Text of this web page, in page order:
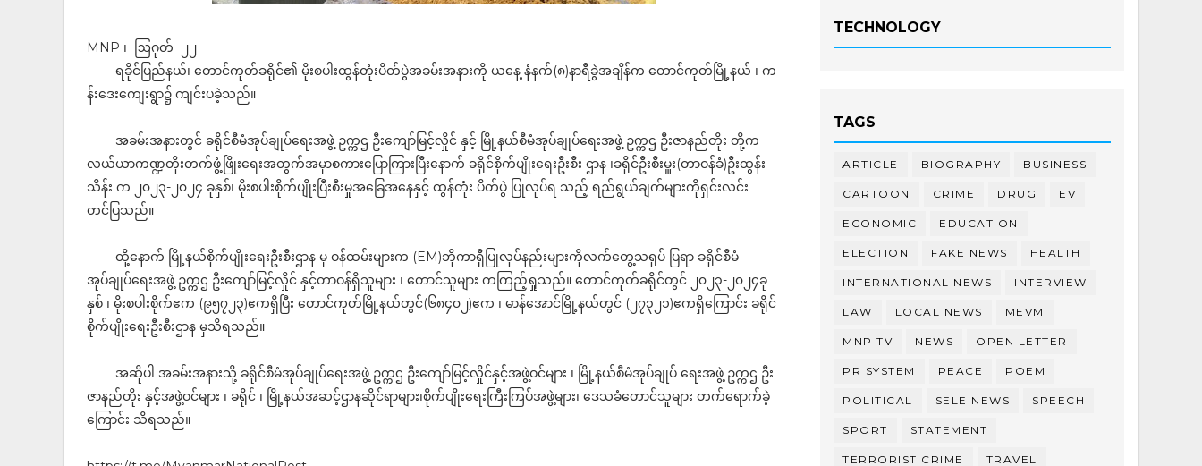
MNP ၊ ဩဂုတ် ၂၂
ရခိုင်ပြည်နယ်၊ တောင်ကုတ်ခရိုင်၏ မိုးစပါးထွန်တုံးပိတ်ပွဲအခမ်းအနားကို ယနေ့ နံနက်(၈)နာရီခွဲအချိန်က တောင်ကုတ်မြို့နယ် ၊ က
န်းဒေးကျေးရွာ၌ ကျင်းပခဲ့သည်။
အခမ်းအနားတွင် ခရိုင်စီမံအုပ်ချုပ်ရေးအဖွဲ့ ဥက္ကဌ ဦးကျော်မြင့်လှိုင် နှင့် မြို့နယ်စီမံအုပ်ချုပ်ရေးအဖွဲ့ ဥက္ကဌ ဦးဇာနည်တိုး တို့က
လယ်ယာကဏ္ဍတိုးတက်ဖွံ့ဖြိုးရေးအတွက်အမှာစကားပြောကြားပြီးနောက် ခရိုင်စိုက်ပျိုးရေးဦးစီး ဌာန ၊ခရိုင်ဦးစီးမှူး(တာဝန်ခံ)ဦးထွန်း
သိန်း က ၂၀၂၃-၂၀၂၄ ခုနှစ်၊ မိုးစပါးစိုက်ပျိုးပြီးစီးမှုအခြေအနေနှင့် ထွန်တုံး ပိတ်ပွဲ ပြုလုပ်ရ သည့် ရည်ရွယ်ချက်များကိုရှင်းလင်း
တင်ပြသည်။
ထို့နောက် မြို့နယ်စိုက်ပျိုးရေးဦးစီးဌာန မှ ဝန်ထမ်းများက (EM)ဘိုကာရှီပြုလုပ်နည်းများကိုလက်တွေ့သရုပ် ပြရာ ခရိုင်စီမံ
အုပ်ချုပ်ရေးအဖွဲ့ ဥက္ကဌ ဦးကျော်မြင့်လှိုင် နှင့်တာဝန်ရှိသူများ ၊ တောင်သူများ ကကြည့်ရှုသည်။ တောင်ကုတ်ခရိုင်တွင် ၂၀၂၃-၂၀၂၄ခု
နှစ် ၊ မိုးစပါးစိုက်ဧက (၉၅၇၂၃)ဧကရှိပြီး တောင်ကုတ်မြို့နယ်တွင်(၆၈၄၀၂)ဧက ၊ မာန်အောင်မြို့နယ်တွင် (၂၇၃၂၁)ဧကရှိကြောင်း ခရိုင်
စိုက်ပျိုးရေးဦးစီးဌာန မှသိရသည်။
အဆိုပါ အခမ်းအနားသို့ ခရိုင်စီမံအုပ်ချုပ်ရေးအဖွဲ့ ဥက္ကဌ ဦးကျော်မြင့်လှိုင်နှင့်အဖွဲ့ဝင်များ ၊ မြို့နယ်စီမံအုပ်ချုပ် ရေးအဖွဲ့ ဥက္ကဌ ဦး
ဇာနည်တိုး နှင့်အဖွဲ့ဝင်များ ၊ ခရိုင် ၊ မြို့နယ်အဆင့်ဌာနဆိုင်ရာများ၊စိုက်ပျိုးရေးကြီးကြပ်အဖွဲ့များ၊ ဒေသခံတောင်သူများ တက်ရောက်ခဲ့
ကြောင်း သိရသည်။
TECHNOLOGY
TAGS
ARTICLE BIOGRAPHY BUSINESS
CARTOON CRIME DRUG EV
ECONOMIC EDUCATION
ELECTION FAKE NEWS HEALTH
INTERNATIONAL NEWS INTERVIEW
LAW LOCAL NEWS MEVM
MNP TV NEWS OPEN LETTER
PR SYSTEM PEACE POEM
POLITICAL SELE NEWS SPEECH
SPORT STATEMENT
TERRORIST CRIME TRAVEL